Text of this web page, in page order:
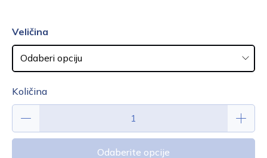
Veličina
Količina
Odaberite opcije